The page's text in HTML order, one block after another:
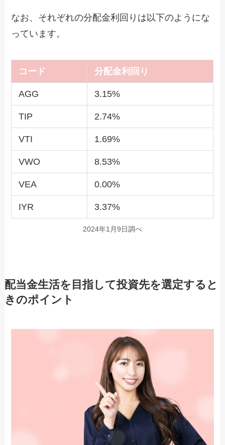
なお、それぞれの分配金利回りは以下のようにな
っています。
コード 分配金利回り
AGG 3.15%
TIP 2.74%
VTI 1.69%
VWO 8.53%
VEA 0.00%
IYR 3.37%
2024年1月9日調べ
配当金生活を目指して投資先を選定すると
きのポイント